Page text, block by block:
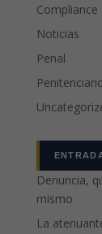
Compliance
Noticias
Penal
Denuncia,
mismo
La